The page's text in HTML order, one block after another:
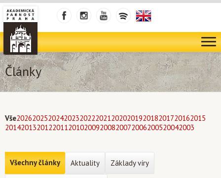
Články
Vše202620252024202320222021202020192018201720162015
201420132012201120102009200820072006200520042003
Všechny články Aktuality Základy víry